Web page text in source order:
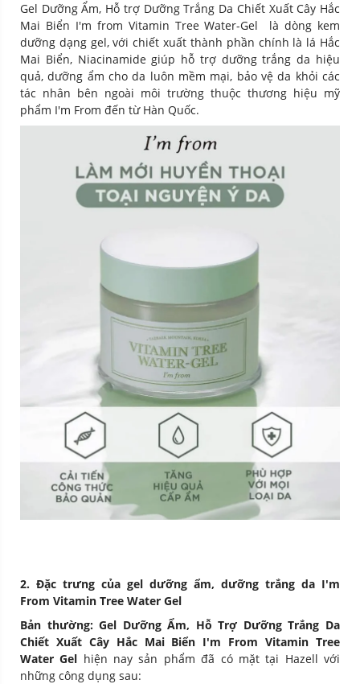
Gel Dưỡng Ẩm, Hỗ trợ Dưỡng Trắng Da Chiết Xuất Cây Hắc
Mai Biển I'm from Vitamin Tree Water-Gel là dòng kem
dưỡng dạng gel, với chiết xuất thành phần chính là lá Hắc
Mai Biển, Niacinamide giúp hỗ trợ dưỡng trắng da hiệu
quả, dưỡng ẩm cho da luôn mềm mại, bảo vệ da khỏi các
tác nhân bên ngoài môi trường thuộc thương hiệu mỹ
phẩm I'm From đến từ Hàn Quốc.
2. Đặc trưng của gel dưỡng ẩm, dưỡng trắng da I'm
From Vitamin Tree Water Gel
Bản thường: Gel Dưỡng Ẩm, Hỗ Trợ Dưỡng Trắng Da
Chiết Xuất Cây Hắc Mai Biển I'm From Vitamin Tree
Water Gel hiện nay sản phẩm đã có mặt tại Hazell với
những công dụng sau: